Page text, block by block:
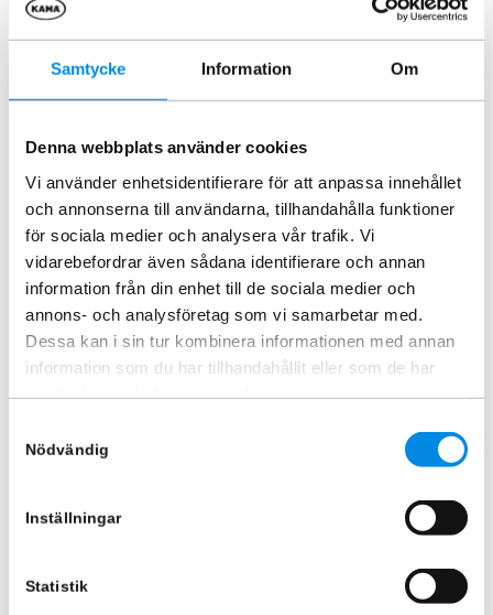
Samtycke Information Om
Denna webbplats använder cookies
Vi använder enhetsidentifierare för att anpassa innehållet
och annonserna till användarna, tillhandahålla funktioner
för sociala medier och analysera vår trafik. Vi
vidarebefordrar även sådana identifierare och annan
information från din enhet till de sociala medier och
annons- och analysföretag som vi samarbetar med.
Dessa kan i sin tur kombinera informationen med annan
information som du har tillhandahållit eller som de har
Nödvändig
Inställningar
Statistik
Inkl. moms
Lägg i varukorg
ARTNR:818854
6 245kr
Inkl. moms
Lägg i varukorg
2018+